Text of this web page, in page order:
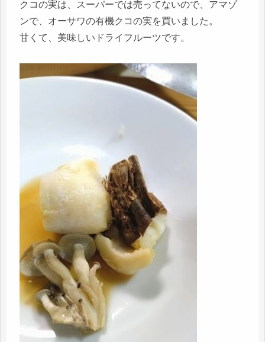
クコの実は、スーパーでは売ってないので、アマゾ
ンで、オーサワの有機クコの実を買いました。
甘くて、美味しいドライフルーツです。